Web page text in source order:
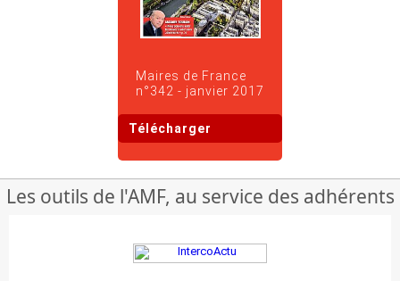
Maires de France
n°342 - janvier 2017
Télécharger
Les outils de l'AMF, au service des adhérents